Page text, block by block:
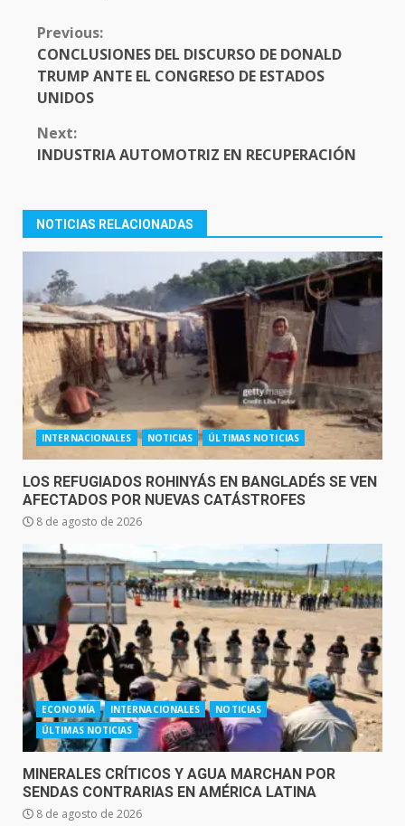
CONTINUE
READING
Previous:
CONCLUSIONES DEL DISCURSO DE DONALD
TRUMP ANTE EL CONGRESO DE ESTADOS
UNIDOS
Next:
INDUSTRIA AUTOMOTRIZ EN RECUPERACIÓN
NOTICIAS RELACIONADAS
INTERNACIONALES NOTICIAS ÚLTIMAS NOTICIAS
LOS REFUGIADOS ROHINYÁS EN BANGLADÉS SE VEN
AFECTADOS POR NUEVAS CATÁSTROFES
8 de agosto de 2026
ECONOMÍA INTERNACIONALES
NOTICIAS
ÚLTIMAS NOTICIAS
MINERALES CRÍTICOS Y AGUA MARCHAN POR
SENDAS CONTRARIAS EN AMÉRICA LATINA
8 de agosto de 2026